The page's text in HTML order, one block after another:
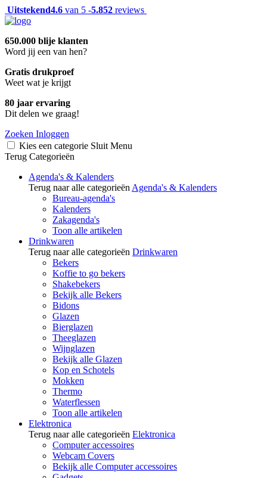
Uitstekend4.6 van 5 -5.852 reviews
650.000 blije klanten
Word jij een van hen?
Gratis drukproef
Weet wat je krijgt
80 jaar ervaring
Dit delen we graag!
Zoeken Inloggen
Kies een categorie Sluit Menu
Terug Categorieën
Agenda's & Kalenders
Terug naar alle categorieën Agenda's & Kalenders
Bureau-agenda's
Kalenders
Zakagenda's
Toon alle artikelen
Drinkwaren
Terug naar alle categorieën Drinkwaren
Bekers
Koffie to go bekers
Shakebekers
Bekijk alle Bekers
Bidons
Glazen
Bierglazen
Theeglazen
Wijnglazen
Bekijk alle Glazen
Kop en Schotels
Mokken
Thermo
Waterflessen
Toon alle artikelen
Elektronica
Terug naar alle categorieën Elektronica
Computer accessoires
Webcam Covers
Bekijk alle Computer accessoires